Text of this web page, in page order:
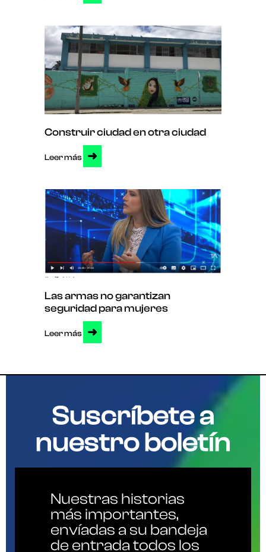
Construir ciudad en otra ciudad
Leer más ➜
Las armas no garantizan
seguridad para mujeres
Leer más ➜
Suscríbete a
nuestro boletín
Nuestras historias
más importantes,
envíadas a su bandeja
de entrada todos los